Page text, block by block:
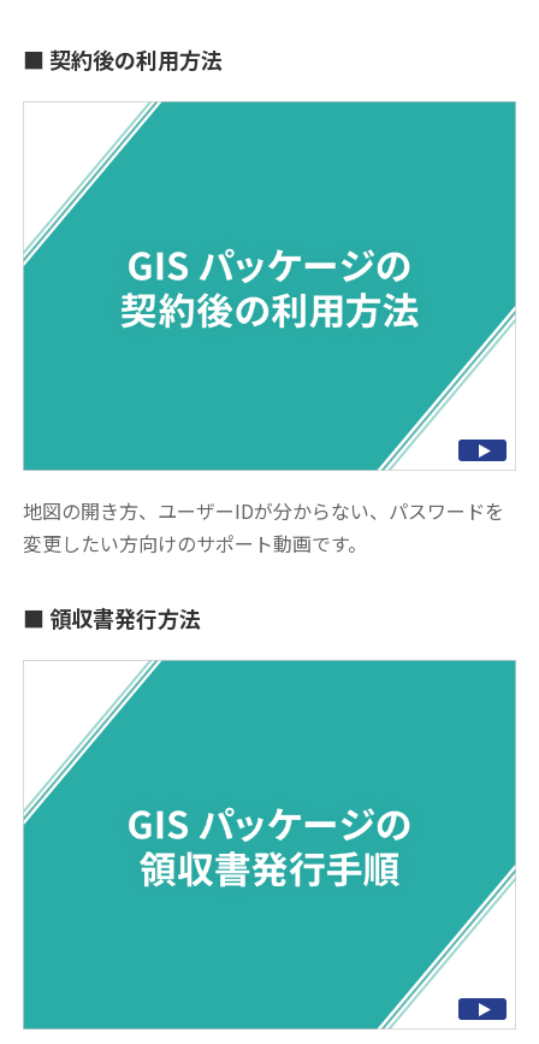
契約後の利用方法
地図の開き方、ユーザーIDが分からない、パスワードを
変更したい方向けのサポート動画です。
領収書発行方法